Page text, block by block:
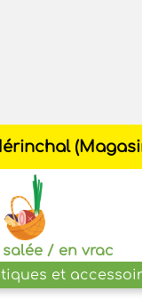
/ en vrac
et